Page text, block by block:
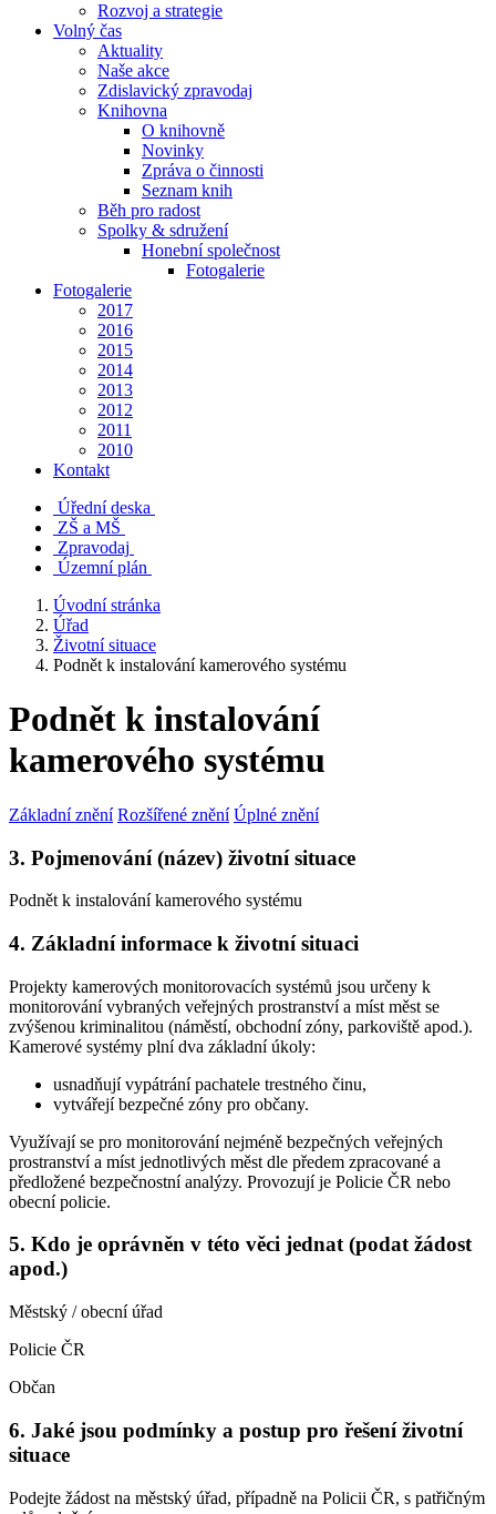
Rozvoj a strategie
Volný čas
Aktuality
Naše akce
Zdislavický zpravodaj
Knihovna
O knihovně
Novinky
Zpráva o činnosti
Seznam knih
Běh pro radost
Spolky & sdružení
Honební společnost
Fotogalerie
Fotogalerie
2017
2016
2015
2014
2013
2012
2011
2010
Kontakt
Úřední deska
ZŠ a MŠ
Zpravodaj
Územní plán
Úvodní stránka
Úřad
Životní situace
Podnět k instalování kamerového systému
Podnět k instalování
kamerového systému
Základní znění Rozšířené znění Úplné znění
3. Pojmenování (název) životní situace
Podnět k instalování kamerového systému
4. Základní informace k životní situaci
Projekty kamerových monitorovacích systémů jsou určeny k
monitorování vybraných veřejných prostranství a míst měst se
zvýšenou kriminalitou (náměstí, obchodní zóny, parkoviště apod.).
Kamerové systémy plní dva základní úkoly:
usnadňují vypátrání pachatele trestného činu,
vytvářejí bezpečné zóny pro občany.
Využívají se pro monitorování nejméně bezpečných veřejných
prostranství a míst jednotlivých měst dle předem zpracované a
předložené bezpečnostní analýzy. Provozují je Policie ČR nebo
obecní policie.
5. Kdo je oprávněn v této věci jednat (podat žádost
apod.)
Městský / obecní úřad
Policie ČR
Občan
6. Jaké jsou podmínky a postup pro řešení životní
situace
Podejte žádost na městský úřad, případně na Policii ČR, s patřičným